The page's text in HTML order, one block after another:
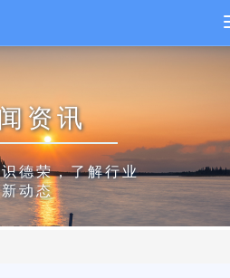
资讯
德荣，了解行业
新动态